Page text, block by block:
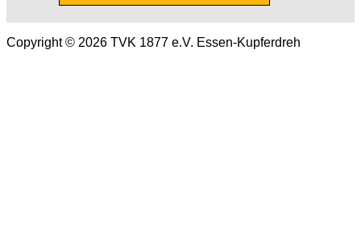
Copyright © 2026 TVK 1877 e.V. Essen-Kupferdreh